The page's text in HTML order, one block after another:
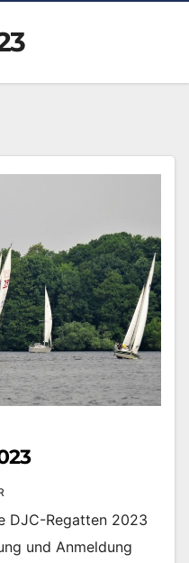
DJC-Regatten 2023
und Anmeldung